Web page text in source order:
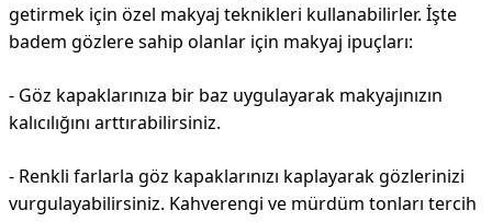
getirmek için özel makyaj teknikleri kullanabilirler. İşte
badem gözlere sahip olanlar için makyaj ipuçları:
- Göz kapaklarınıza bir baz uygulayarak makyajınızın
kalıcılığını arttırabilirsiniz.
- Renkli farlarla göz kapaklarınızı kaplayarak gözlerinizi
vurgulayabilirsiniz. Kahverengi ve mürdüm tonları tercih